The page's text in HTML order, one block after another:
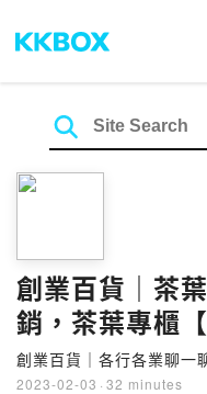
創業百貨｜茶
銷，茶葉專櫃
室】
創業百貨｜各行各業聊一
2023-02-03 · 32 minutes